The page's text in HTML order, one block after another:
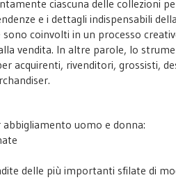
ciascuna delle collezioni
e i dettagli indispensabili
coinvolti in un processo
vendita. In altre parole, lo
acquirenti, rivenditori, grossisti,
uomo e donna:
delle più importanti sfilate di